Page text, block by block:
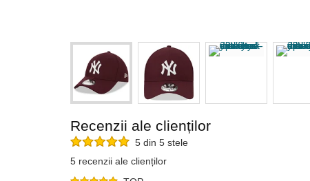
Recenzii ale clienților
5 din 5 stele
5 recenzii ale clienților